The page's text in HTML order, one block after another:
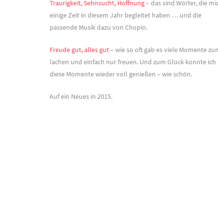
Traurigkeit, Sehnsucht, Hoffnung– das sind Wörter, die
einige Zeit in diesem Jahr begleitet haben … und die
passende Musik dazu von Chopin.
Freude gut, alles gut– wie so oft gab es viele Momente
lachen und einfach nur freuen. Und zum Glück konnte ich
diese Momente wieder voll genießen – wie schön.
Auf ein Neues in 2015.